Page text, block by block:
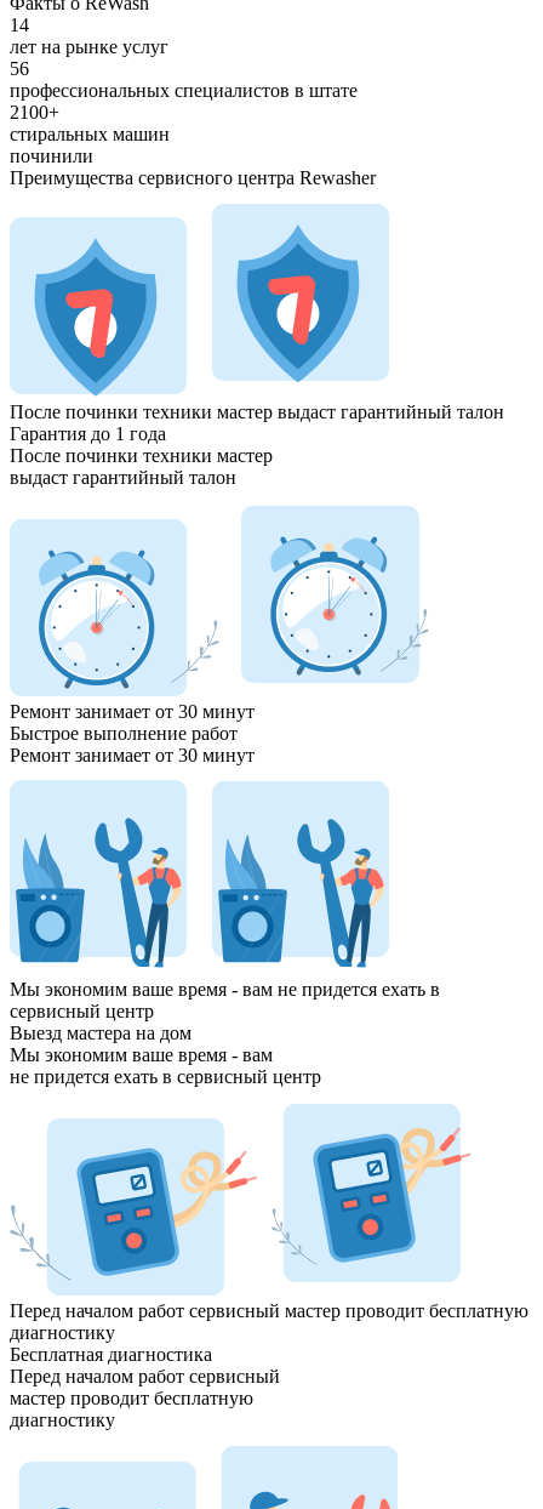
14
лет на рынке услуг
56
профессиональных специалистов в штате
2100+
стиральных машин
починили
Преимущества сервисного центра Rewasher
После починки техники мастер выдаст гарантийный талон
Гарантия до 1 года
После починки техники мастер
выдаст гарантийный талон
Ремонт занимает от 30 минут
Быстрое выполнение работ
Ремонт занимает от 30 минут
Мы экономим ваше время - вам не придется ехать в
сервисный центр
Выезд мастера на дом
Мы экономим ваше время - вам
не придется ехать в сервисный центр
Перед началом работ сервисный мастер проводит бесплатную
диагностику
Бесплатная диагностика
Перед началом работ сервисный
мастер проводит бесплатную
диагностику